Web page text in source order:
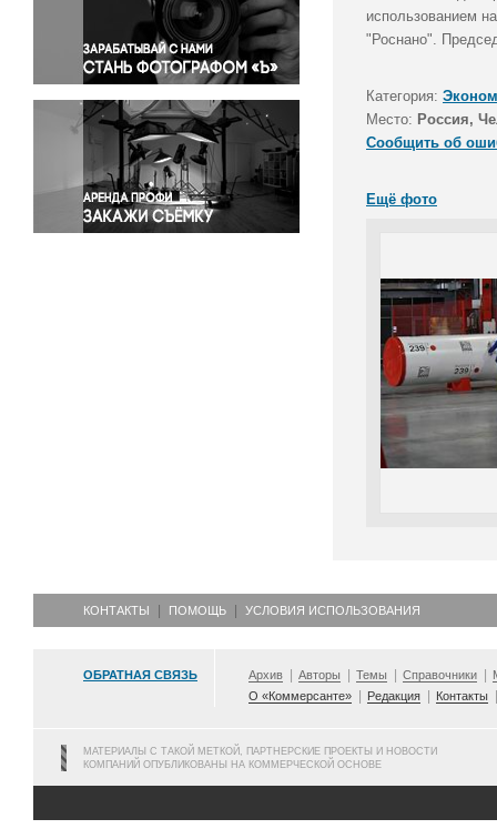
Правосудие
Происшествия и конфликты
Религия
Светская жизнь
Спорт
Экология
Экономика и бизнес
использованием
"Роснано".
Категория:
Место: Россия,
Сообщить об
Ещё фото
КОНТАКТЫ ПОМОЩЬ УСЛОВИЯ ИСПОЛЬЗОВАНИЯ
ОБРАТНАЯ СВЯЗЬ Архив Авторы Темы Справочники
О «Коммерсанте»
Редакция Контакты
МАТЕРИАЛЫ С ТАКОЙ МЕТКОЙ, ПАРТНЕРСКИЕ ПРОЕКТЫ И НОВОСТИ
КОМПАНИЙ ОПУБЛИКОВАНЫ НА КОММЕРЧЕСКОЙ ОСНОВЕ